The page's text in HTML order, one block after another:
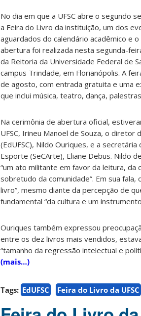
No dia em que a UFSC abre o segundo
a Feira do Livro da instituição, um dos
aguardados do calendário acadêmico e
abertura foi realizada nesta segunda-
da Reitoria da Universidade Federal de
campus Trindade, em Florianópolis. A
de agosto, com entrada gratuita e uma
que inclui música, teatro, dança,
Na cerimônia de abertura oficial,
UFSC, Irineu Manoel de Souza, o diretor
(EdUFSC), Nildo Ouriques, e a secretária
Esporte (SeCArte), Eliane Debus. Nildo
“um ato militante em favor da leitura,
sobretudo da comunidade”. Em sua
livro”, mesmo diante da percepção de
fundamental “da cultura e um
Ouriques também expressou
entre os dez livros mais vendidos,
“tamanho da regressão intelectual e
(mais…)
Tags: EdUFSC Feira do Livro da UFSC